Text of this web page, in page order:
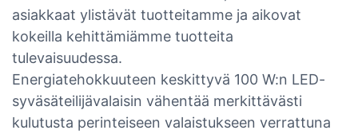
asiakkaat ylistävät tuotteitamme ja aikovat
kokeilla kehittämiämme tuotteita
tulevaisuudessa.
Energiatehokkuuteen keskittyvä 100 W:n LED-
syväsäteilijävalaisin vähentää merkittävästi
kulutusta perinteiseen valaistukseen verrattuna